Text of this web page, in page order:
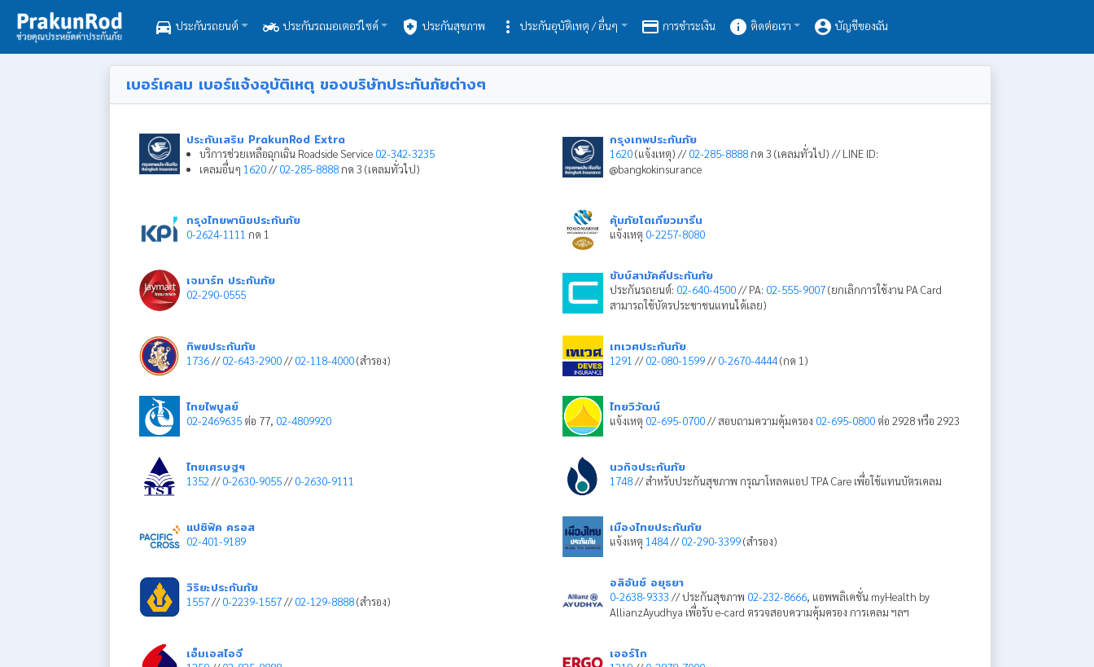
directions_car ประกันรถยนต์ two_wheeler ประกันรถมอเตอร์ไซค์ health_and_safety ประกันสุขภาพ more_vert ประกันอุบัติเหตุ / อื่นๆ payment การชำระเงิน info ติดต่อเรา account_circle บัญชีของฉัน
เบอร์เคลม เบอร์แจ้งอุบัติเหตุ ของบริษัทประกันภัยต่างๆ
ประกันเสริม PrakunRod Extra
บริการช่วยเหลือฉุกเฉิน Roadside Service 02-342-3235
เคลมอื่นๆ 1620//02-285-8888กด 3 (เคลมทั่วไป)
กรุงเทพประกันภัย
1620(แจ้งเหตุ) //02-285-8888กด 3 (เคลมทั่วไป) // LINE ID:
@bangkokinsurance
กรุงไทยพานิชประกันภัย
0-2624-1111 กด 1
คุ้มภัยโตเกียวมารีน
แจ้งเหตุ 0-2257-8080
เจมาร์ท ประกันภัย
02-290-0555
ชับบ์สามัคคีประกันภัย
ประกันรถยนต์: 02-640-4500// PA: 02-555-9007(ยกเลิกการใช้งาน PA Card
สามารถใช้บัตรประชาชนแทนได้เลย)
ทิพยประกันภัย
1736//02-643-2900//02-118-4000(สำรอง)
เทเวศประกันภัย
1291 //02-080-1599//0-2670-4444(กด 1)
ไทยไพบูลย์
02-2469635 ต่อ 77, 02-4809920
ไทยวิวัฒน์
แจ้งเหตุ 02-695-0700// สอบถามความคุ้มครอง 02-695-0800 ต่อ 2928 หรือ 2923
ไทยเศรษฐฯ
1352 //0-2630-9055//0-2630-9111
นวกิจประกันภัย
1748// สำหรับประกันสุขภาพ กรุณาโหลดแอป TPA Care เพื่อใช้แทนบัตรเคลม
แปซิฟิค ครอส
02-401-9189
เมืองไทยประกันภัย
แจ้งเหตุ 1484//02-290-3399(สำรอง)
วิริยะประกันภัย
1557//0-2239-1557//02-129-8888(สำรอง)
อลิอันซ์ อยุธยา
0-2638-9333 // ประกันสุขภาพ 02-232-8666, แอพพลิเคชั่น myHealth by
AllianzAyudhya เพื่อรับ e-card ตรวจสอบความคุ้มครอง การเคลม ฯลฯ
เอ็มเอสไอจี เออร์โก